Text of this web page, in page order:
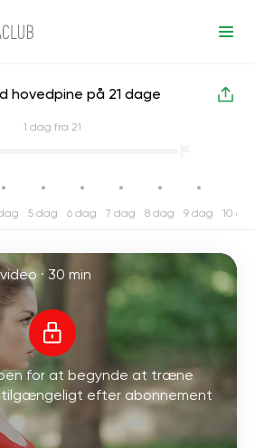
Hoved
hovedpine på 21 dage
1 dag fra 21
5 dag 6 dag 7 dag 8 dag 9 dag 10
· 30 min
for at begynde at træne
tilgængeligt efter abonnement